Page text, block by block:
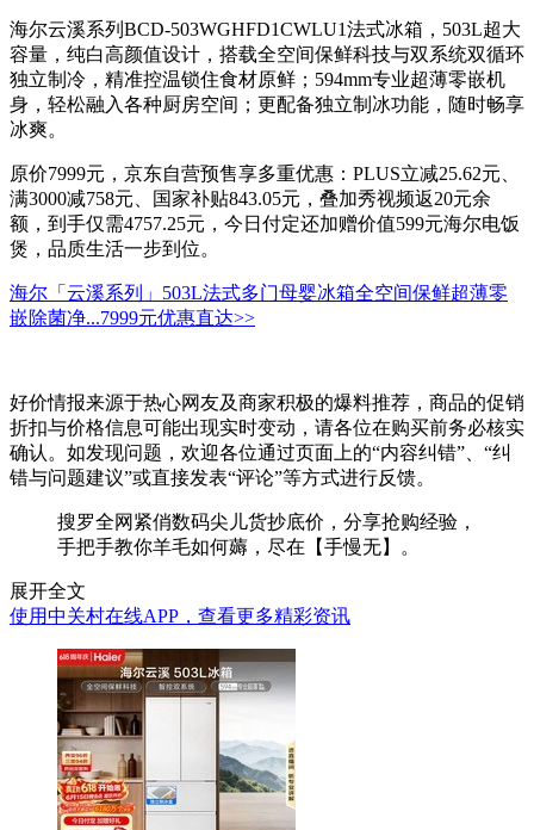
海尔云溪系列BCD-503WGHFD1CWLU1法式冰箱，503L超大
容量，纯白高颜值设计，搭载全空间保鲜科技与双系统双循环
独立制冷，精准控温锁住食材原鲜；594mm专业超薄零嵌机
身，轻松融入各种厨房空间；更配备独立制冰功能，随时畅享
冰爽。
原价7999元，京东自营预售享多重优惠：PLUS立减25.62元、
满3000减758元、国家补贴843.05元，叠加秀视频返20元余
额，到手仅需4757.25元，今日付定还加赠价值599元海尔电饭
煲，品质生活一步到位。
海尔「云溪系列」503L法式多门母婴冰箱全空间保鲜超薄零
嵌除菌净...7999元优惠直达>>
好价情报来源于热心网友及商家积极的爆料推荐，商品的促销
折扣与价格信息可能出现实时变动，请各位在购买前务必核实
确认。如发现问题，欢迎各位通过页面上的“内容纠错”、“纠
错与问题建议”或直接发表“评论”等方式进行反馈。
搜罗全网紧俏数码尖儿货抄底价，分享抢购经验，
手把手教你羊毛如何薅，尽在【手慢无】。
展开全文
使用中关村在线APP，查看更多精彩资讯